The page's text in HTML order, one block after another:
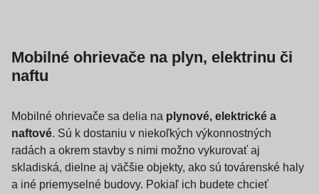
Mobilné ohrievače na plyn, elektrinu či
naftu
Mobilné ohrievače sa delia na plynové, elektrické a
naftové. Sú k dostaniu v niekoľkých výkonnostných
radách a okrem stavby s nimi možno vykurovať aj
skladiská, dielne aj väčšie objekty, ako sú továrenské haly
a iné priemyselné budovy. Pokiaľ ich budete chcieť